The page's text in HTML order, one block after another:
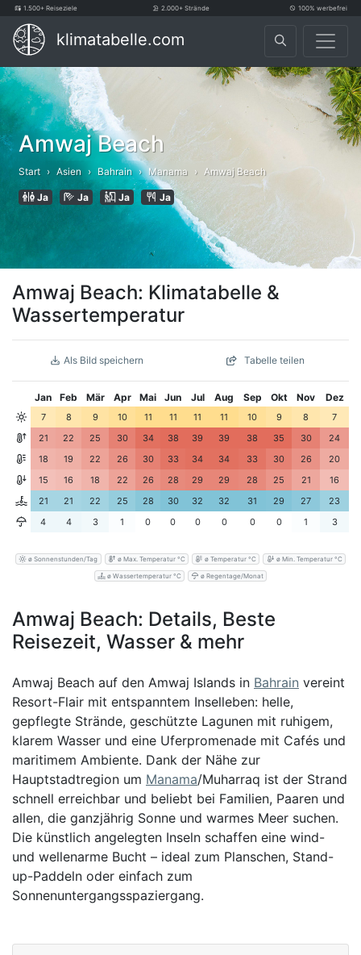
1.500+ Reiseziele 2.000+ Strände 100% werbefrei
klimatabelle.com
Amwaj Beach
Start Asien Bahrain Manama Amwaj Beach
Ja Ja Ja Ja
Amwaj Beach: Klimatabelle &
Wassertemperatur
Als Bild speichern Tabelle teilen
Jan Feb Mär Apr Mai Jun Jul Aug Sep Okt Nov Dez
7 8 9 10 11 11 11 11 10 9 8
7
21
22 25 30 34 38 39 39 38 35 30
24
18
19 22 26 30 33 34 34 33 30 26
20
15
16 18 22 26 28 29 29 28 25 21
16
21
21 22 25 28 30 32 32 31 29 27
23
4
4 3 1 0 0 0 0 0 0 1 3
ø Sonnenstunden/Tag ø Max. Temperatur °C ø Temperatur °C ø Min. Temperatur °C
ø Wassertemperatur °C ø Regentage/Monat
Amwaj Beach: Details, Beste
Reisezeit, Wasser & mehr
Amwaj Beach auf den Amwaj Islands in Bahrain vereint
Resort-Flair mit entspanntem Inselleben: helle,
gepflegte Strände, geschützte Lagunen mit ruhigem,
klarem Wasser und eine Uferpromenade mit Cafés und
maritimem Ambiente. Dank der Nähe zur
Hauptstadtregion um Manama/Muharraq ist der Strand
schnell erreichbar und beliebt bei Familien, Paaren und
allen, die ganzjährig Sonne und warmes Meer suchen.
Die künstlich angelegten Inseln schaffen eine wind-
und wellenarme Bucht – ideal zum Planschen, Stand-
up-Paddeln oder einfach zum
Sonnenuntergangsspaziergang.